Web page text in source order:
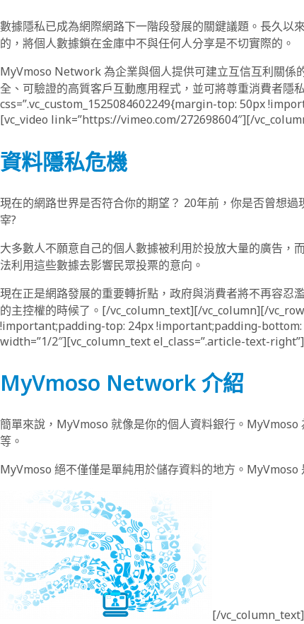
數據隱私已成為網際網路下一階段發展的關鍵議題。長久以
的，將個人數據鎖在金庫中不與任何人分享是不切實際的。
MyVmoso Network 為企業與個人提供可建立互信互利關係
全、可驗證的高質客戶互動應用程式，並可將尊重消費者
css=”.vc_custom_1525084602249{margin-top: 50px
[vc_video link=”https://vimeo.com/272698604″][/
資料隱私危機
現在的網路世界是否符合你的期望？ 20年前，你是否曾想
宰?
大多數人不願意自己的個人數據被利用於投放大量的廣告
法利用這些數據去影響民眾投票的意向。
現在正是網路發展的重要轉折點，政府與消費者將不再容忍
的主控權的時候了。[/vc_column_text][/vc_column][/
!important;padding-top: 24px !important;padding-
width=”1/2″][vc_column_text el_class=”.article-text-right”]
MyVmoso Network 介紹
簡單來說，MyVmoso 就像是你的個人資料銀行。
等。
MyVmoso 絕不僅僅是單純用於儲存資料的地方。
[/